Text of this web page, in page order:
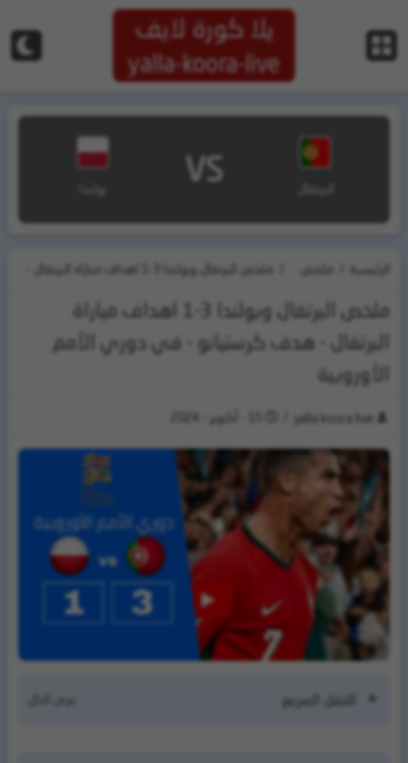
يلا كورة لايف
yalla-koora-live
VS بولندا
الرئيسية
ملخص
المباريات
ملخص البرتغال وبولندا 3-1 اهداف مباراة البرتغال -
هدف كرستيانو - في دوري الأمم الأوروبية
ملخص البرتغال وبولندا 3-1 اهداف مباراة
البرتغال - هدف كرستيانو - في دوري الأمم
الأوروبية
yalla koora live
التنقل السريع